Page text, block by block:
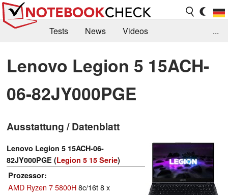
Tests News
Videos
Kaufberatung
Deals Suche
Jobs
Forum
...
Lenovo Legion 5 15ACH-
06-82JY000PGE
Ausstattung / Datenblatt
Lenovo Legion 5 15ACH-06-
82JY000PGE (Legion 5 15 Serie)
Prozessor
AMD Ryzen 7 5800H8c/16t 8 x